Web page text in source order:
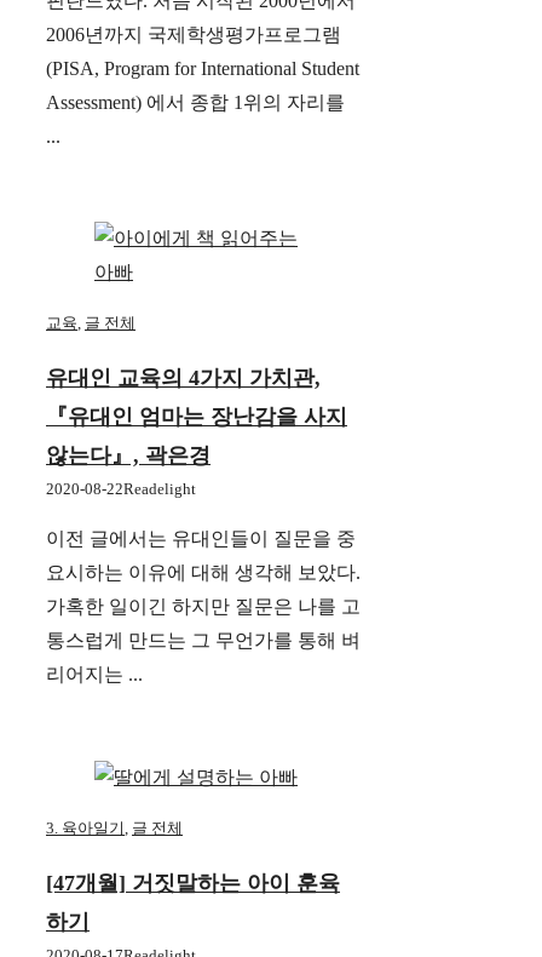
2006년까지 국제학생평가프로그램
(PISA, Program for International Student
Assessment) 에서 종합 1위의 자리를
...
교육 글 전체
유대인 교육의 4가지 가치관,
『유대인 엄마는 장난감을 사지
않는다』, 곽은경
2020-08-22Readelight
이전 글에서는 유대인들이 질문을 중
요시하는 이유에 대해 생각해 보았다.
가혹한 일이긴 하지만 질문은 나를 고
통스럽게 만드는 그 무언가를 통해 벼
리어지는 ...
3. 육아일기, 글 전체
[47개월] 거짓말하는 아이 훈육
하기